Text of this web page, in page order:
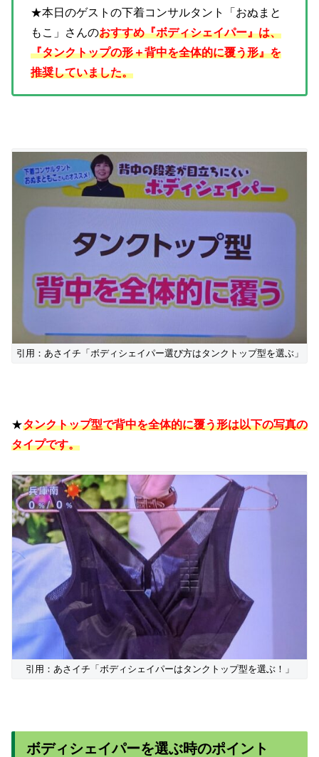
★本日のゲストの下着コンサルタント「おぬまと
もこ」さんのおすすめ『ボディシェイパー』は、
『タンクトップの形＋背中を全体的に覆う形』を
推奨していました。
引用：あさイチ「ボディシェイパー選び方はタンクトップ型を選ぶ」
★タンクトップ型で背中を全体的に覆う形は以下の写真の
タイプです。
引用：あさイチ「ボディシェイパーはタンクトップ型を選ぶ！」
ボディシェイパーを選ぶ時のポイント